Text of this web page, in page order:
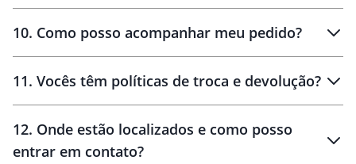
amostras
10. Como posso acompanhar meu pedido?
11. Vocês têm políticas de troca e devolução?
30 dias
12. Onde estão localizados e como posso
entrar em contato?